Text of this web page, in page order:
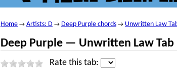
Home → Artists: D → Deep Purple chords → Unwritten Law
Deep Purple — Unwritten Law Tab
Rate this tab: